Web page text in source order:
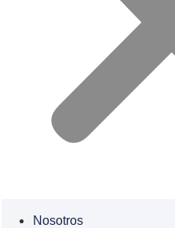
Nosotros